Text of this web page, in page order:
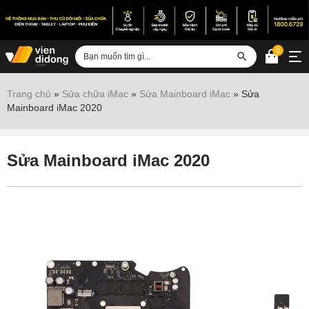
Sửa iPhone
Sửa Vertu
Sửa chữa thiết bị khác
0
Trang chủ » Sửa chữa iMac » Sửa Mainboard iMac » Sửa
Mainboard iMac 2020
Sửa Mainboard iMac 2020